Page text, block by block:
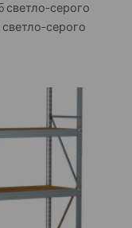
светло-серого
серого